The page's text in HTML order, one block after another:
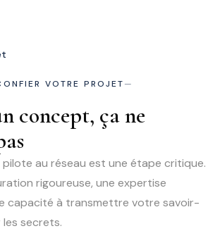
VOTRE PROJET
concept, ça ne
au réseau est une étape critique.
rigoureuse, une expertise
capacité à transmettre votre savoir-
secrets.